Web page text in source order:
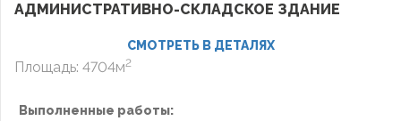
АДМИНИСТРАТИВНО-СКЛАДСКОЕ ЗДАНИЕ
СМОТРЕТЬ В ДЕТАЛЯХ
Площадь: 4704м2
Выполненные работы: